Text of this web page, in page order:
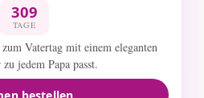
309
TAGE
Vatertag mit einem eleganten
jedem Papa passt.
bestellen